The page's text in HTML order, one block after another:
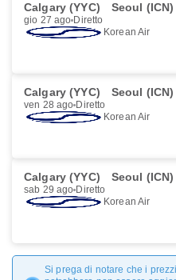
Calgary (YYC) Seoul (ICN)
gio 27 ago Diretto
Korean Air
Calgary (YYC) Seoul (ICN)
ven 28 ago Diretto
Korean Air
Calgary (YYC) Seoul (ICN)
sab 29 ago Diretto
Korean Air
Si prega di notare che i